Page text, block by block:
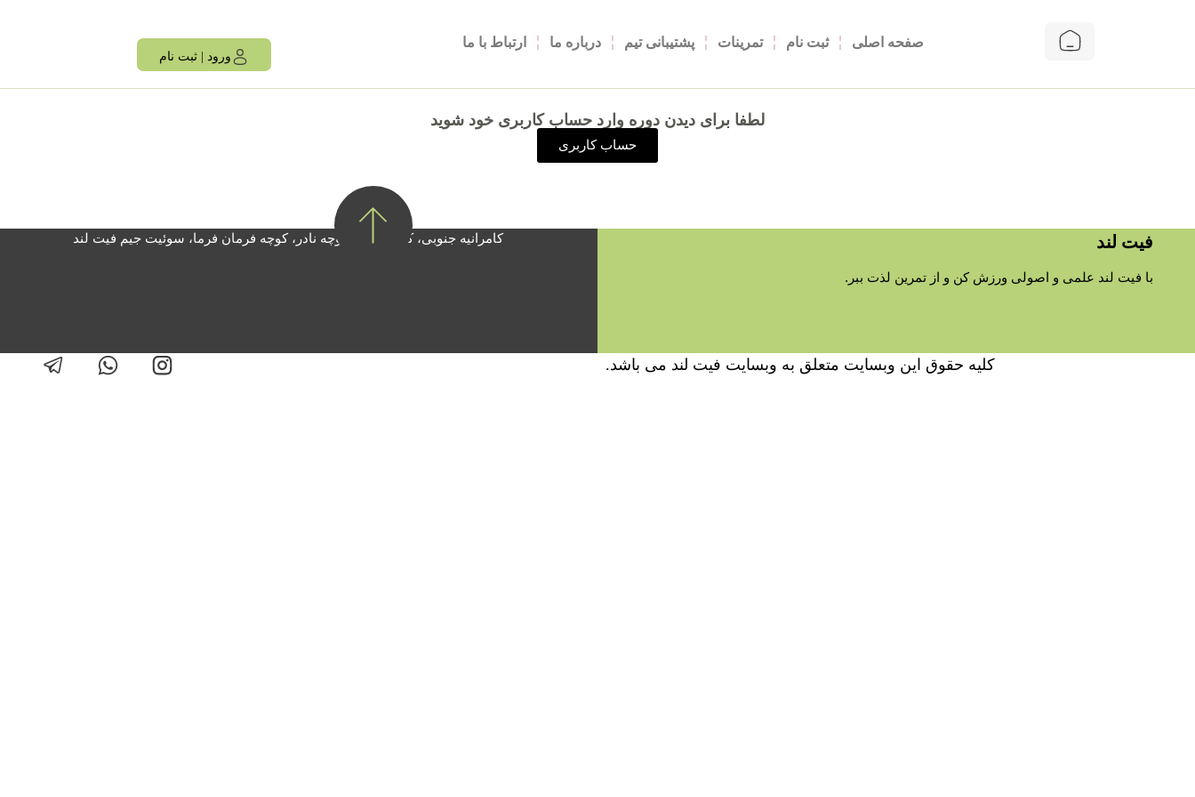
صفحه اصلی ثبت نام تمرینات پشتیبانی تیم درباره ما ارتباط با ما
ورود | ثبت نام
لطفا برای دیدن دوره وارد حساب کاربری خود شوید
حساب کاربری
فیت لند
با فیت لند علمی و اصولی ورزش کن و از تمرین لذت ببر.
کامرانیه جنوبی، کوچه بیات، کوچه نادر، کوچه فرمان فرما، سوئیت جیم فیت لند
کلیه حقوق این وبسایت متعلق به وبسایت فیت لند می باشد.